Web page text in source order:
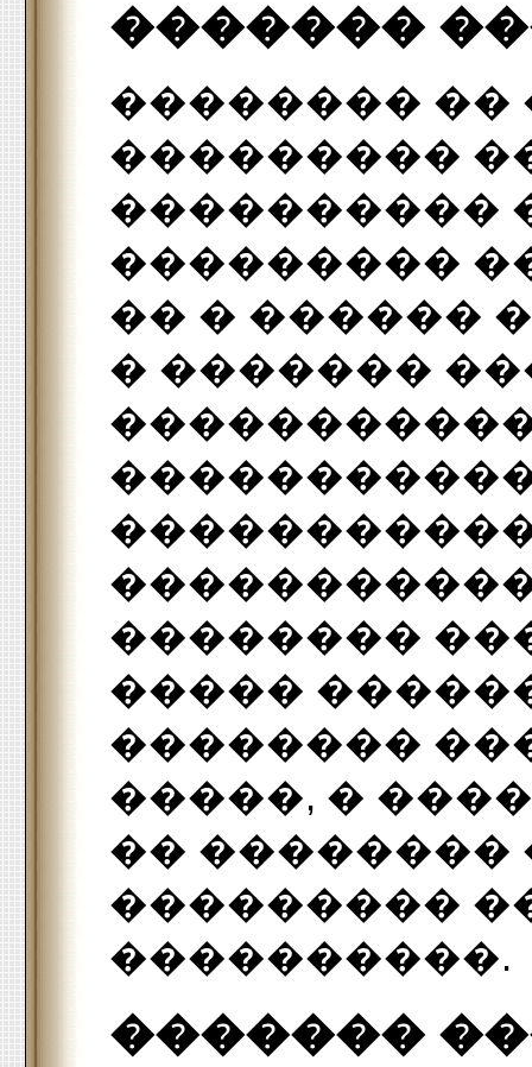
�������
�������� ��
���������
����������
���������
�� � ������
� �������
��������
�����
��������
�����, �
�� ��������
���������
����������.
�������